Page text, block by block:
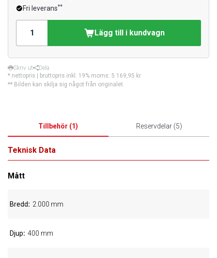
Fri leverans**
Lägg till i kundvagn
Skriv ut
Dela
* nettopris | bruttopris inkl. 19% moms: 5 169,95 kr
** Bilden kan skilja sig något från originalet.
Tillbehör (1) Reservdelar(5)
Teknisk Data
Mått
Bredd 2.000 mm
Djup 400 mm